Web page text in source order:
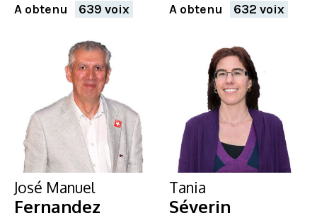
A obtenu 639 voix A obtenu 632 voix
José Manuel
Fernandez
Tania
Séverin